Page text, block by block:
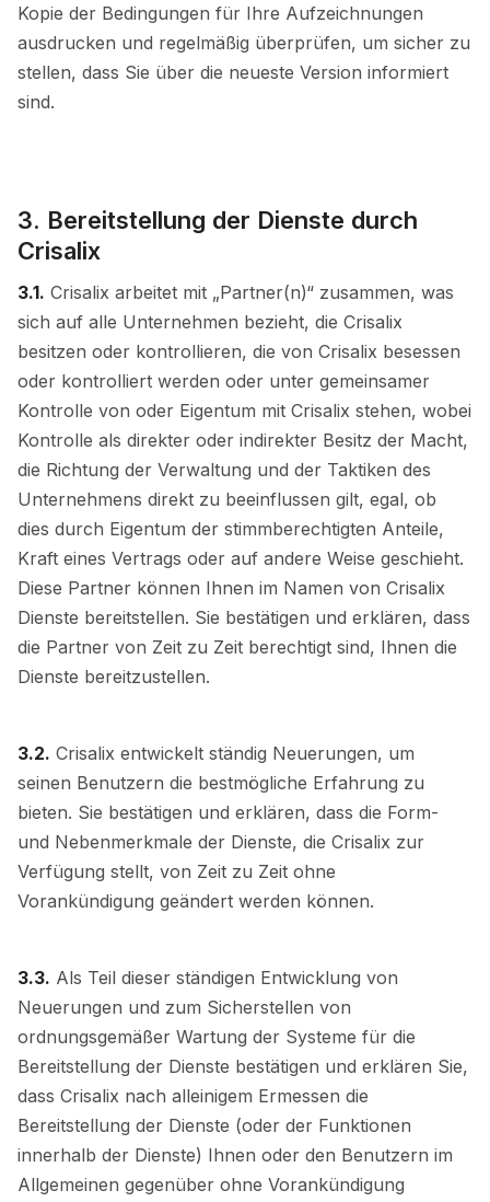
Kopie der Bedingungen für Ihre Aufzeichnungen
ausdrucken und regelmäßig überprüfen, um sicher zu
stellen, dass Sie über die neueste Version informiert
sind.
3. Bereitstellung der Dienste durch
Crisalix
3.1. Crisalix arbeitet mit „Partner(n)“ zusammen, was
sich auf alle Unternehmen bezieht, die Crisalix
besitzen oder kontrollieren, die von Crisalix besessen
oder kontrolliert werden oder unter gemeinsamer
Kontrolle von oder Eigentum mit Crisalix stehen, wobei
Kontrolle als direkter oder indirekter Besitz der Macht,
die Richtung der Verwaltung und der Taktiken des
Unternehmens direkt zu beeinflussen gilt, egal, ob
dies durch Eigentum der stimmberechtigten Anteile,
Kraft eines Vertrags oder auf andere Weise geschieht.
Diese Partner können Ihnen im Namen von Crisalix
Dienste bereitstellen. Sie bestätigen und erklären, dass
die Partner von Zeit zu Zeit berechtigt sind, Ihnen die
Dienste bereitzustellen.
3.2. Crisalix entwickelt ständig Neuerungen, um
seinen Benutzern die bestmögliche Erfahrung zu
bieten. Sie bestätigen und erklären, dass die Form-
und Nebenmerkmale der Dienste, die Crisalix zur
Verfügung stellt, von Zeit zu Zeit ohne
Vorankündigung geändert werden können.
3.3. Als Teil dieser ständigen Entwicklung von
Neuerungen und zum Sicherstellen von
ordnungsgemäßer Wartung der Systeme für die
Bereitstellung der Dienste bestätigen und erklären Sie,
dass Crisalix nach alleinigem Ermessen die
Bereitstellung der Dienste (oder der Funktionen
innerhalb der Dienste) Ihnen oder den Benutzern im
Allgemeinen gegenüber ohne Vorankündigung